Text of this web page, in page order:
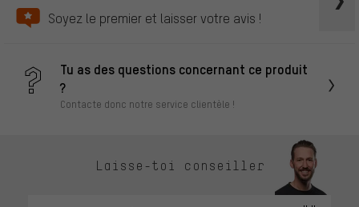
Soyez le premier et laisser votre avis !
Tu as des questions concernant ce produit
?
Contacte donc notre service clientèle !
Laisse-toi conseiller